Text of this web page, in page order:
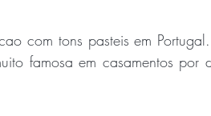
com tons pasteis em
famosa em casamentos por